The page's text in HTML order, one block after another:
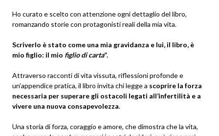
Ho curato e scelto con attenzione ogni dettaglio del libro,
romanzando storie con protagonisti reali della mia vita.
Scriverlo è stato come una mia gravidanza e lui, il libro, è
mio figlio: il mio figlio di carta”.
Attraverso racconti di vita vissuta, riflessioni profonde e
un’appendice pratica, il libro invita chi legge a scoprire la forza
necessaria per superare gli ostacoli legati all’infertilità e a
vivere una nuova consapevolezza.
Una storia di forza, coraggio e amore, che dimostra che la vita,